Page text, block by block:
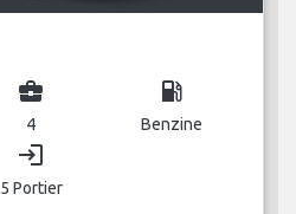
business_center
4
local_gas_station
Benzine
login
5 Portier